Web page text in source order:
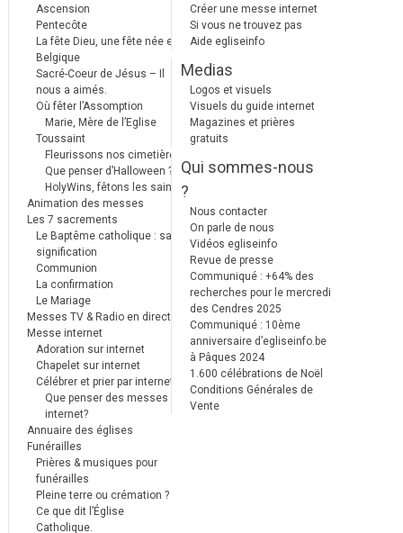
Ascension
Pentecôte
La fête Dieu, une fête née en
Belgique
Sacré-Coeur de Jésus – Il
nous a aimés.
Où fêter l’Assomption
Marie, Mère de l’Eglise
Toussaint
Fleurissons nos cimetières
Que penser d’Halloween ?
HolyWins, fêtons les saints !
Animation des messes
Les 7 sacrements
Le Baptême catholique : sa
signification
Communion
La confirmation
Le Mariage
Messes TV & Radio en direct
Messe internet
Adoration sur internet
Chapelet sur internet
Célébrer et prier par internet
Que penser des messes
internet?
Annuaire des églises
Funérailles
Prières & musiques pour
funérailles
Pleine terre ou crémation ?
Ce que dit l’Église
Catholique.
Créer une messe internet
Si vous ne trouvez pas
Aide egliseinfo
Medias
Logos et visuels
Visuels du guide internet
Magazines et prières
gratuits
Qui sommes-nous
?
Nous contacter
On parle de nous
Vidéos egliseinfo
Revue de presse
Communiqué : +64% des
recherches pour le mercredi
des Cendres 2025
Communiqué : 10ème
anniversaire d’egliseinfo.be
à Pâques 2024
1.600 célébrations de Noël
Conditions Générales de
Vente